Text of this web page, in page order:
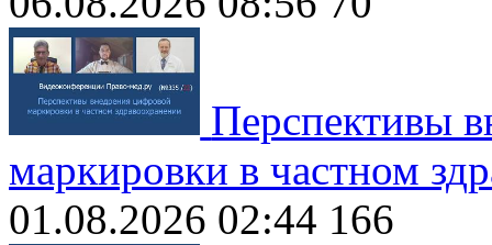
Перспективы
маркировки в частном
01.08.2026 02:44 166